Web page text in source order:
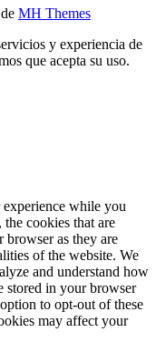
MH Themes
y experiencia de
que acepta su uso.
while you
cookies that are
browser as they are
of the website. We
and understand how
stored in your browser
to opt-out of these
may affect your